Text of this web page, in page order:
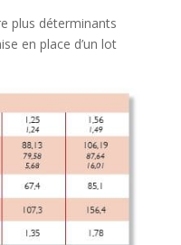
plus déterminants
en place d’un lot